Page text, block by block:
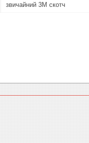
звичайний 3M скотч